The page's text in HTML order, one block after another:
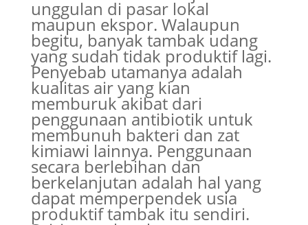
unggulan di pasar lokal
maupun ekspor. Walaupun
begitu, banyak tambak udang
yang sudah tidak produktif lagi.
Penyebab utamanya adalah
kualitas air yang kian
memburuk akibat dari
penggunaan antibiotik untuk
membunuh bakteri dan zat
kimiawi lainnya. Penggunaan
secara berlebihan dan
berkelanjutan adalah hal yang
dapat memperpendek usia
produktif tambak itu sendiri.